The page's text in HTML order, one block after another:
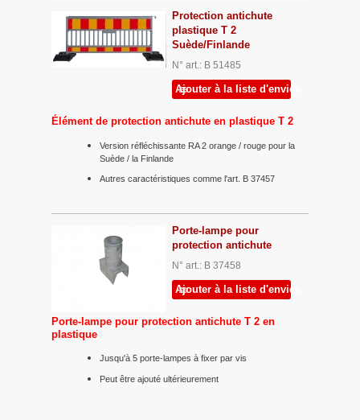
Protection antichute
plastique T 2
Suède/Finlande
N° art.: B 51485
Ajouter à la liste d'envies
Élément de protection antichute en plastique T 2
Version réfléchissante RA 2 orange / rouge pour la
Suède / la Finlande
Autres caractéristiques comme l'art. B 37457
Porte-lampe pour
protection antichute
N° art.: B 37458
Ajouter à la liste d'envies
Porte-lampe pour protection antichute T 2 en
plastique
Jusqu'à 5 porte-lampes à fixer par vis
Peut être ajouté ultérieurement